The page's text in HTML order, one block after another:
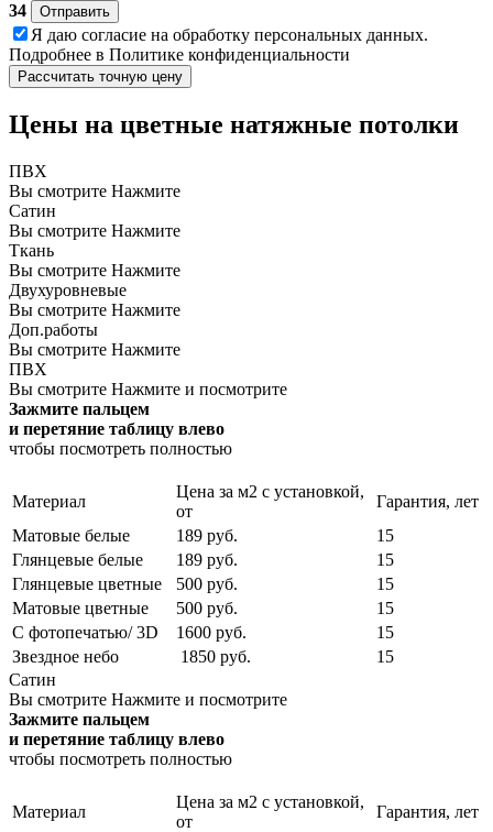
34
Отправить
Я даю согласие на обработку персональных данных.
Подробнее в Политике конфиденциальности
Рассчитать точную цену
Цены на цветные натяжные потолки
ПВХ
Вы смотрите Нажмите
Сатин
Вы смотрите Нажмите
Ткань
Вы смотрите Нажмите
Двухуровневые
Вы смотрите Нажмите
Доп.работы
Вы смотрите Нажмите
ПВХ
Вы смотрите Нажмите и посмотрите
Зажмите пальцем
и перетяние таблицу влево
чтобы посмотреть полностью
Материал
Цена за м2 с установкой,
от
Гарантия, лет
Матовые белые
189 руб.
15
Глянцевые белые
189 руб.
15
Глянцевые цветные
500 руб.
15
Матовые цветные
500 руб.
15
С фотопечатью/ 3D
1600 руб.
15
Звездное небо
1850 руб.
15
Сатин
Вы смотрите Нажмите и посмотрите
Зажмите пальцем
и перетяние таблицу влево
чтобы посмотреть полностью
Материал
Цена за м2 с установкой,
от
Гарантия, лет